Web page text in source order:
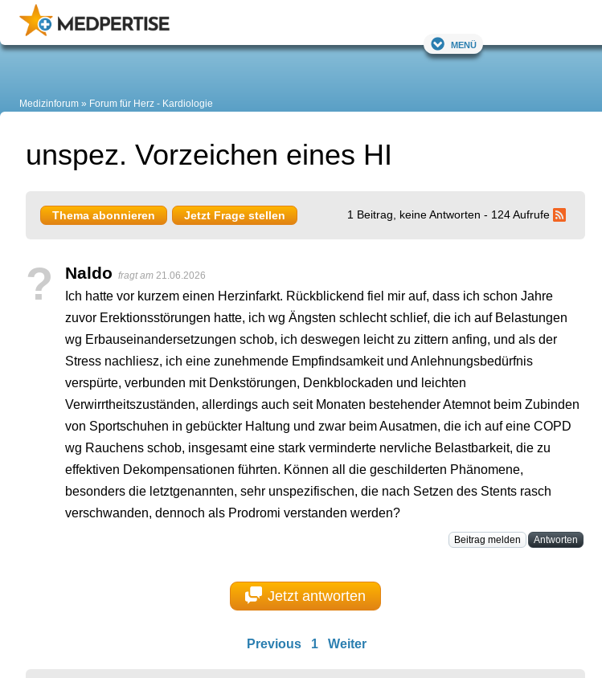
Menü
Medizinforum Forum für Herz - Kardiologie
unspez. Vorzeichen eines HI
Thema abonnieren Jetzt Frage stellen 1 Beitrag, keine Antworten - 124 Aufrufe
? Naldo fragt am 21.06.2026
Ich hatte vor kurzem einen Herzinfarkt. Rückblickend fiel mir auf, dass ich schon Jahre
zuvor Erektionsstörungen hatte, ich wg Ängsten schlecht schlief, die ich auf Belastungen
wg Erbauseinandersetzungen schob, ich deswegen leicht zu zittern anfing, und als der
Stress nachliesz, ich eine zunehmende Empfindsamkeit und Anlehnungsbedürfnis
verspürte, verbunden mit Denkstörungen, Denkblockaden und leichten
Verwirrtheitszuständen, allerdings auch seit Monaten bestehender Atemnot beim Zubinden
von Sportschuhen in gebückter Haltung und zwar beim Ausatmen, die ich auf eine COPD
wg Rauchens schob, insgesamt eine stark verminderte nervliche Belastbarkeit, die zu
effektiven Dekompensationen führten. Können all die geschilderten Phänomene,
besonders die letztgenannten, sehr unspezifischen, die nach Setzen des Stents rasch
verschwanden, dennoch als Prodromi verstanden werden?
Beitrag melden Antworten
Jetzt antworten
Previous 1 Weiter